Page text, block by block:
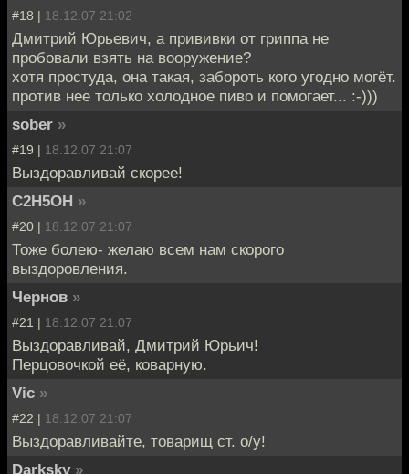
#18 | 18.12.07 21:02
Дмитрий Юрьевич, а прививки от гриппа не
пробовали взять на вооружение?
хотя простуда, она такая, забороть кого угодно могёт.
против нее только холодное пиво и помогает... :-)))
sober »
#19 | 18.12.07 21:07
Выздоравливай скорее!
C2H5OH »
#20 | 18.12.07 21:07
Тоже болею- желаю всем нам скорого
выздоровления.
Чернов »
#21 | 18.12.07 21:07
Выздоравливай, Дмитрий Юрьич!
Перцовочкой её, коварную.
Vic »
#22 | 18.12.07 21:07
Выздоравливайте, товарищ ст. о/у!
Darksky »